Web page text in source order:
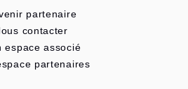
partenaire
contacter
espace associé
partenaires